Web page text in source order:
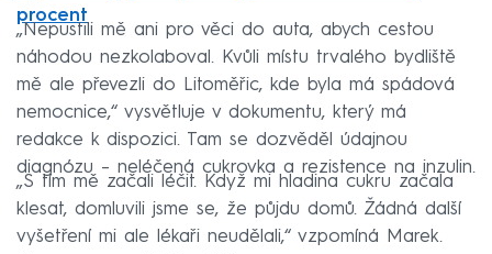
procent
„Nepustili mě ani pro věci do auta, abych cestou
náhodou nezkolaboval. Kvůli místu trvalého bydliště
mě ale převezli do Litoměřic, kde byla má spádová
nemocnice,“ vysvětluje v dokumentu, který má
redakce k dispozici. Tam se dozvěděl údajnou
diagnózu – neléčená cukrovka a rezistence na inzulin.
„S tím mě začali léčit. Když mi hladina cukru začala
klesat, domluvili jsme se, že půjdu domů. Žádná další
vyšetření mi ale lékaři neudělali,“ vzpomíná Marek.